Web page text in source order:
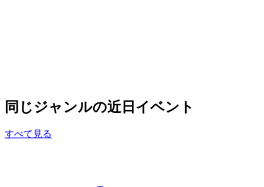
同じジャンルの近日イベント
すべて見る